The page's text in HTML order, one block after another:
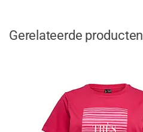
Gerelateerde producten